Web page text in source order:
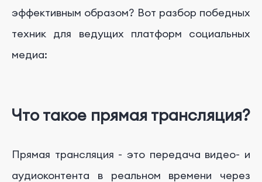
Какое оборудование вам понадобится для
Заключение
эффективным образом? Вот разбор победных
техник для ведущих платформ социальных
медиа:
Что такое прямая трансляция?
Прямая трансляция - это передача видео- и
аудиоконтента в реальном времени через